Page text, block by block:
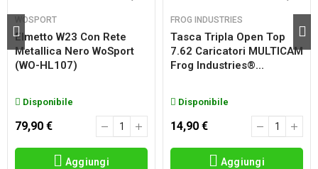
WOSPORT
Elmetto W23 Con Rete
Metallica Nero WoSport
(WO-HL107)
Disponibile
79,90 €
Aggiungi
FROG INDUSTRIES
Tasca Tripla Open Top
7.62 Caricatori MULTICAM
Frog Industries®...
Disponibile
14,90 €
Aggiungi